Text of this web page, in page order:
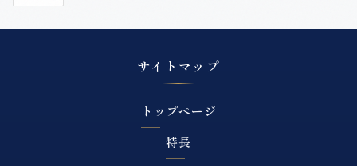
サイトマップ
トップページ
特長